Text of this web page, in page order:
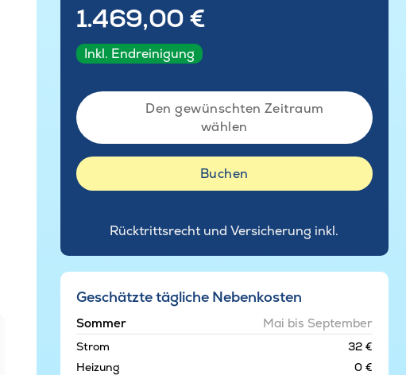
1.469,00 €
Inkl. Endreinigung
Den gewünschten Zeitraum
wählen
Buchen
Rücktrittsrecht und Versicherung inkl.
Geschätzte tägliche Nebenkosten
Sommer Mai bis September
Strom
32 €
Heizung
0 €